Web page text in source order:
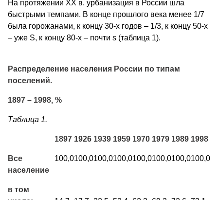
На протяжении XX в. урбанизация в России шла
быстрыми темпами. В конце прошлого века менее 1/7
была горожанами, к концу 30-х годов – 1/3, к концу 50-х
– уже Ѕ, к концу 80-х – почти ѕ (таблица 1).
Распределение населения России по типам
поселений.
1897 – 1998, %
Таблица 1.
1897 1926 1939 1959 1970 1979 1989 1998
Все
население
100,0100,0100,0100,0100,0100,0100,0100,0
в том